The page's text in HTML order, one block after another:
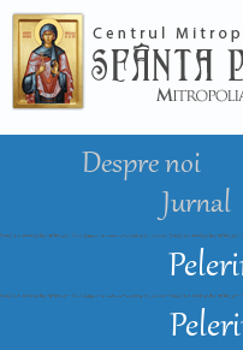
Despre noi
Jurnal